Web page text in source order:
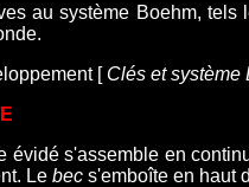
au système Boehm, tels
.
[ Clés et système
évidé s'assemble en
Le bec s'emboîte en haut